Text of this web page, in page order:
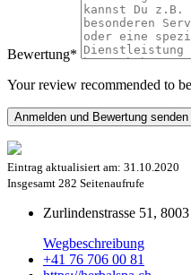
Bewertung*
Your review recommended to
Eintrag aktualisiert am: 31.10.2020
Insgesamt 282 Seitenaufrufe
Zurlindenstrasse 51,
Wegbeschreibung
+41 76 706 00 81